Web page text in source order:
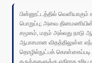
பின்னூட்டத்தில் வெளியாகும்
பொறுப்பு; அவை தினமணியின்
சமூகம், மதம் அல்லது நாடு
ஆபாசமான விதத்திலுள்ள
தொழில்நுட்பக்